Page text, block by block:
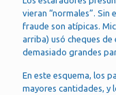
vieran “normales”. Sin
fraude son atípicas.
arriba) usó cheques
demasiado grandes
En este esquema, los
mayores cantidades, y